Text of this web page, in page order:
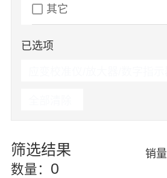
其它
已选项
筛选结果
数量： 0
销量